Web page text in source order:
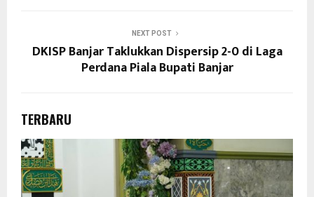
NEXT POST
DKISP Banjar Taklukkan Dispersip 2-0 di Laga
Perdana Piala Bupati Banjar
TERBARU